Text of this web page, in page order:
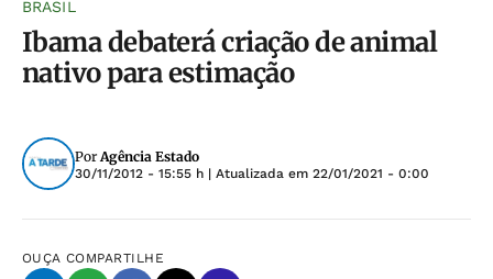
BRASIL
Ibama debaterá criação de animal
nativo para estimação
PorAgência Estado
30/11/2012 - 15:55 h | Atualizada em 22/01/2021 - 0:00
OUÇA COMPARTILHE